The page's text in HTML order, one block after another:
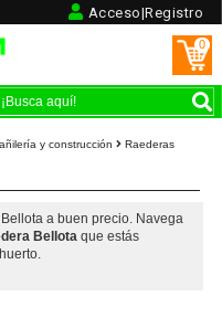
Acceso|Registro
0
y construcción Raederas
a buen precio. Navega
Bellotaque estás